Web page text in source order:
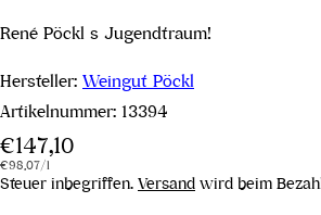
René Pöckl s Jugendtraum!
Hersteller: Weingut Pöckl
Artikelnummer: 13394
Regulärer
Preis
€147,10
Stückpreis
€98,07/pro
l
Steuer inbegriffen. Versand wird beim